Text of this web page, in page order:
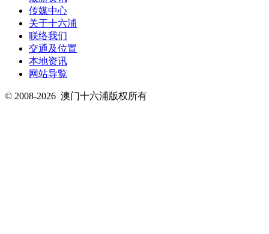
传媒中心
关于十六浦
联络我们
交通及位置
本地资讯
网站导覧
© 2008-2026 澳门十六浦版权所有